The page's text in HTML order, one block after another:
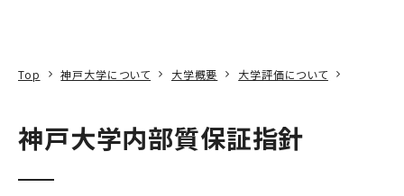
Top 神戸大学について 大学概要 大学評価について
神戸大学内部質保証指針